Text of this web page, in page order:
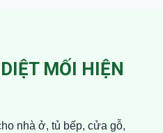
MỐI HIỆN
nhà ở, tủ bếp, cửa gỗ,